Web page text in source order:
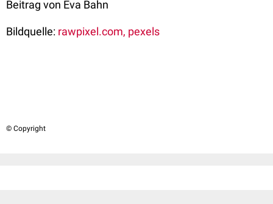
Beitrag von Eva Bahn
Bildquelle: rawpixel.com, pexels
© Copyright